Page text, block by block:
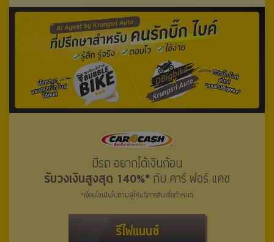
มีรถ อยากได้เงินก้อน
รับวงเงินสูงสุด 140%* กับ คาร์ ฟอร์ แคช
*เงื่อนไขเป็นไปตามผู้ให้บริการสินเชื่อกำหนด
รีไฟแนนซ์